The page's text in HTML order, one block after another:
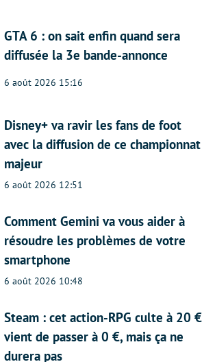
GTA 6 : on sait enfin quand sera
diffusée la 3e bande-annonce
6 août 2026 15:16
Disney+ va ravir les fans de foot
avec la diffusion de ce championnat
majeur
6 août 2026 12:51
Comment Gemini va vous aider à
résoudre les problèmes de votre
smartphone
6 août 2026 10:48
Steam : cet action-RPG culte à 20 €
vient de passer à 0 €, mais ça ne
durera pas